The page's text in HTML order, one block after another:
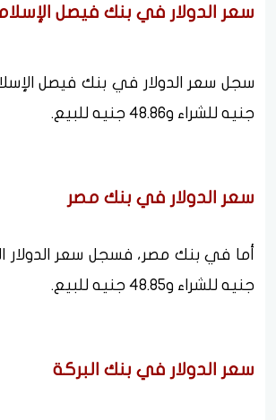
سعر الدولار في بنك فيصل
جنيه للشراء و48.86 جنيه للبيع.
سعر الدولار في بنك مصر
جنيه للشراء و48.85 جنيه للبيع.
سعر الدولار في بنك البركة